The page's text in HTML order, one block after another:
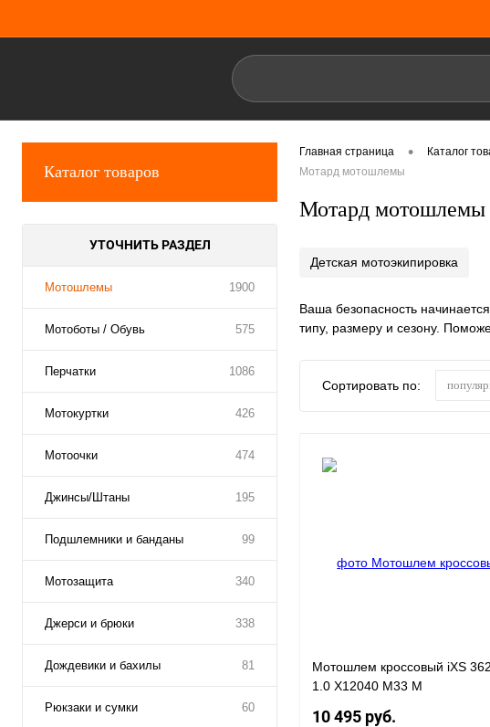
Каталог товаров
УТОЧНИТЬ РАЗДЕЛ
Мотошлемы 1900
Мотоботы / Обувь 575
Перчатки 1086
Мотокуртки 426
Мотоочки 474
Джинсы/Штаны 195
Подшлемники и банданы 99
Мотозащита 340
Джерси и брюки 338
Дождевики и бахилы 81
Рюкзаки и сумки 60
Главная страница • Каталог
Мотард мотошлемы
Мотард мотошлемы
Детская мотоэкипировка
Ваша безопасность
типу, размеру и сезону.
Сортировать по:
Мотошлем кроссовый iXS 362
1.0 X12040 M33 M
10 495 руб.